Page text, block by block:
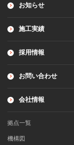
お知らせ
施工実績
採用情報
お問い合わせ
会社情報
拠点一覧
機構図